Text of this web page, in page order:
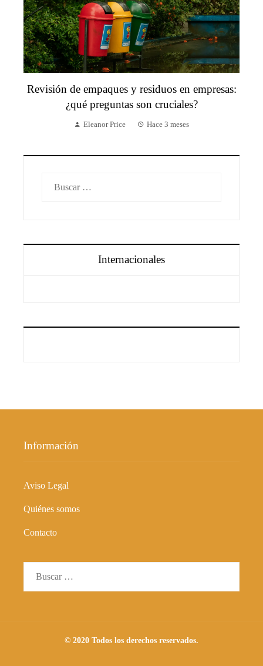
Revisión de empaques y residuos en empresas:
¿qué preguntas son cruciales?
Eleanor Price Hace 3 meses
Internacionales
Información
Aviso Legal
Quiénes somos
Contacto
© 2020 Todos los derechos reservados.